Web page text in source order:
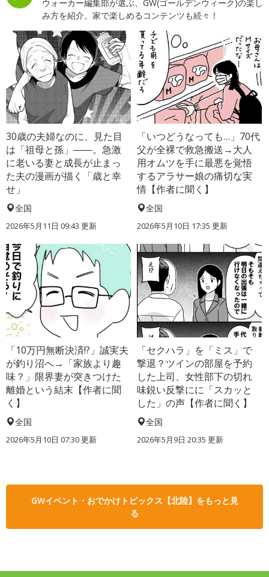
ウォーカー編集部が選ぶ、GW(ゴールデンウィーク)の楽し
み方を紹介。家で楽しめるコンテンツも続々！
30歳の夫婦なのに、見た目
は「祖母と孫」――。急激
に老いる妻と成長が止まっ
た夫の漫画が描く「歳と幸
せ」
全国
2026年5月11日 09:43 更新
「いつどうなっても…」70代
父が全裸で救急搬送→大人
用オムツを手に最悪を覚悟
するアラサー娘の痛切な実
情【作者に聞く】
全国
2026年5月10日 17:35 更新
「10万円無断決済!?」誠実夫
が釣り沼へ→「家族より趣
味？」限界妻が突きつけた
離婚という結末【作者に聞
く】
全国
2026年5月10日 07:30 更新
「セクハラ」を「ミス」で
撃退？ツインの部屋を予約
した上司、女性部下の切れ
味鋭い反撃にに「スカッと
した」の声【作者に聞く】
全国
2026年5月9日 20:35 更新
GWイベント・おでかけトピックス【北陸】をもっと見
る